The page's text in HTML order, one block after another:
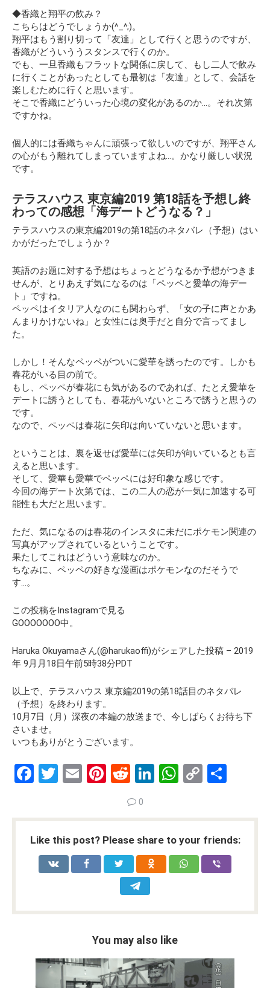
◆香織と翔平の飲み？
こちらはどうでしょうか(^_^;)。
翔平はもう割り切って「友達」として行くと思うのですが、
香織がどういううスタンスで行くのか。
でも、一旦香織もフラットな関係に戻して、もし二人で飲み
に行くことがあったとしても最初は「友達」として、会話を
楽しむために行くと思います。
そこで香織にどういった心境の変化があるのか…。それ次第
ですかね。
個人的には香織ちゃんに頑張って欲しいのですが、翔平さん
の心がもう離れてしまっていますよね…。かなり厳しい状況
です。
テラスハウス 東京編2019 第18話を予想し終
わっての感想「海デートどうなる？」
テラスハウスの東京編2019の第18話のネタバレ（予想）はい
かがだったでしょうか？
英語のお題に対する予想はちょっとどうなるか予想がつきま
せんが、とりあえず気になるのは 「ペッペと愛華の海デー
ト」 ですね。
ペッペはイタリア人なのにも関わらず、「女の子に声とかあ
んまりかけないね」と女性には奥手だと自分で言ってまし
た。
しかし！そんなペッペがついに愛華を誘ったのです。しかも
春花がいる目の前で。
もし、ペッペが春花にも気があるのであれば、たとえ愛華を
デートに誘うとしても、春花がいないところで誘うと思うの
です。
なので、 ペッペは春花に矢印は向いていないと思います。
ということは、裏を返せば愛華には矢印が向いている とも言
えると思います。
そして、愛華も愛華でペッペには好印象な感じです。
今回の海デート次第では、この二人の恋が一気に加速する可
能性も大だと思います。
ただ、気になるのは春花のインスタに未だにポケモン関連の
写真がアップされているということです。
果たしてこれはどういう意味なのか。
ちなみに、ペッペの好きな漫画はポケモンなのだそうで
す…。
この投稿をInstagramで見る
GOOOOOOO中。
Haruka Okuyamaさん(@harukaoffi)がシェアした投稿 – 2019
年 9月月18日午前5時38分PDT
以上で、テラスハウス 東京編2019の第18話目のネタバレ
（予想）を終わります。
10月7日（月）深夜の本編の放送まで、今しばらくお待ち下
さいませ。
いつもありがとうございます。
F
ce
b
o
o
T
tt
er
E
ail
Pi
er
es
t
R
e
d
di
t
Li
ke
dI
n
W
at
A
p
C
py
Li
n
k
ar
e
0
Like this post? Please share to your friends:
You may also like